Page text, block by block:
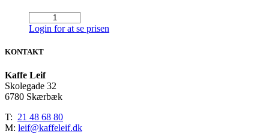
ventil
antal
Login for at se prisen
KONTAKT
Kaffe Leif
Skolegade 32
6780 Skærbæk
T: 21 48 68 80
M: leif@kaffeleif.dk